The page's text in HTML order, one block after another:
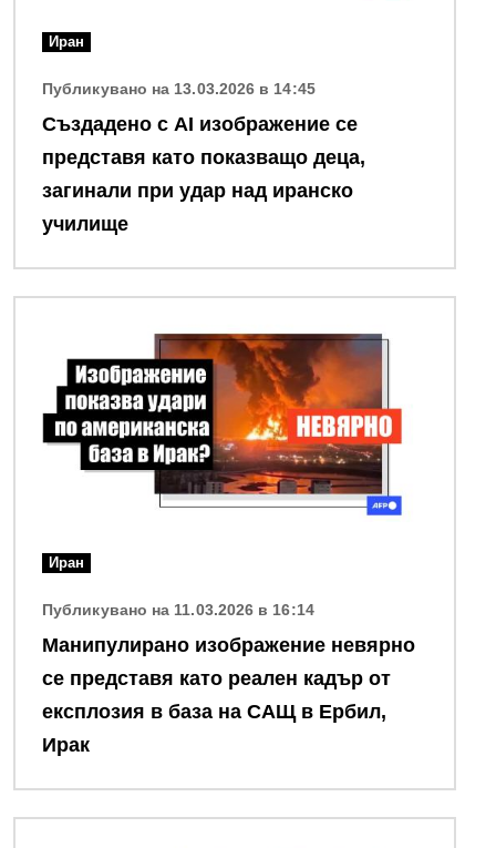
Иран
Публикувано на 13.03.2026 в 14:45
Създадено с AI изображение се
представя като показващо деца,
загинали при удар над иранско
училище
Иран
Публикувано на 11.03.2026 в 16:14
Манипулирано изображение невярно
се представя като реален кадър от
експлозия в база на САЩ в Ербил,
Ирак